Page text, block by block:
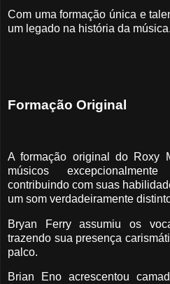
Com uma formação única e
um legado na história da música.
Formação Original
A formação original do Roxy
músicos
contribuindo com suas
um som verdadeiramente
Bryan Ferry assumiu os
trazendo sua presença
palco.
Brian Eno acrescentou